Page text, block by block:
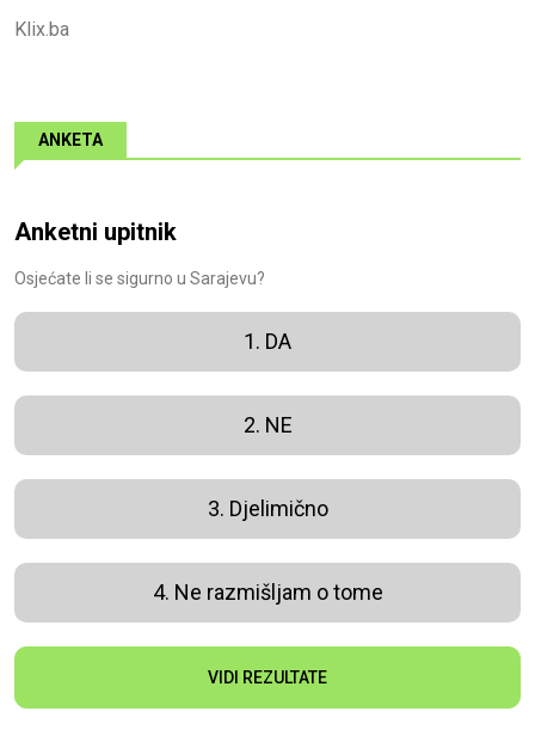
Klix.ba
ANKETA
Anketni upitnik
Osjećate li se sigurno u Sarajevu?
1. DA
2. NE
3. Djelimično
4. Ne razmišljam o tome
VIDI REZULTATE